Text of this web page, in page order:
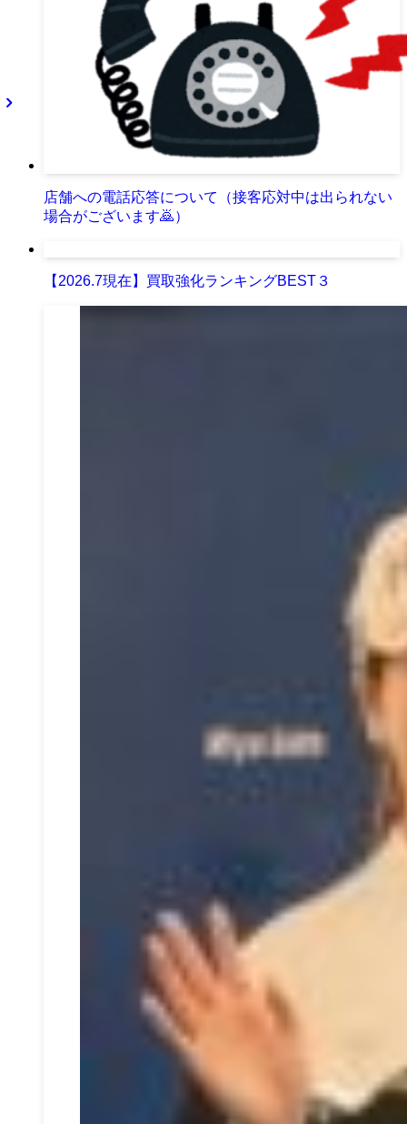
店舗への電話応答について（接客応対中は出られない
場合がございます🙇）
【2026.7現在】買取強化ランキングBEST３